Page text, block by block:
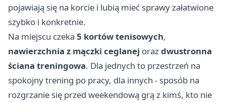
pojawiają się na korcie i lubią mieć sprawy załatwione
szybko i konkretnie.
Na miejscu czeka 5 kortów tenisowych,
nawierzchnia z mączki ceglanej orazdwustronna
ściana treningowa. Dla jednych to przestrzeń na
spokojny trening po pracy, dla innych - sposób na
rozgrzanie się przed weekendową grą z kimś, kto nie